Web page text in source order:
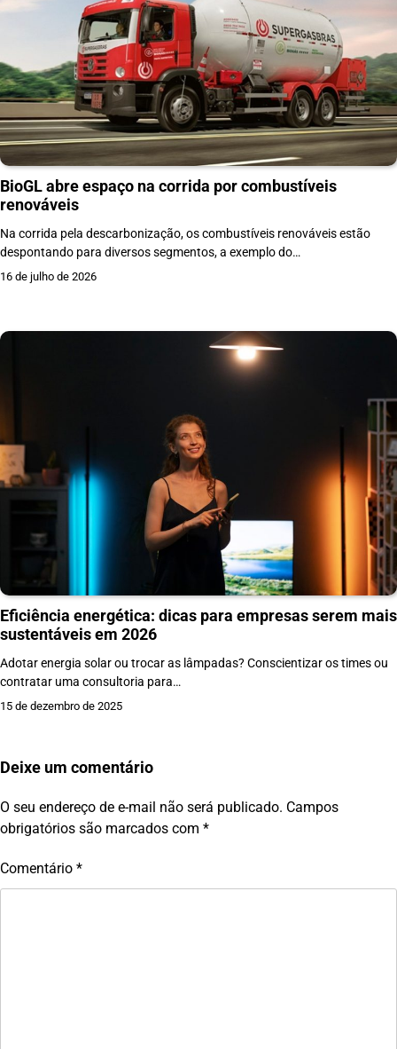
BioGL abre espaço na corrida por combustíveis
renováveis
Na corrida pela descarbonização, os combustíveis renováveis estão
despontando para diversos segmentos, a exemplo do…
16 de julho de 2026
Eficiência energética: dicas para empresas serem mais
sustentáveis em 2026
Adotar energia solar ou trocar as lâmpadas? Conscientizar os times ou
contratar uma consultoria para…
15 de dezembro de 2025
Deixe um comentário
O seu endereço de e-mail não será publicado. Campos
obrigatórios são marcados com *
Comentário *